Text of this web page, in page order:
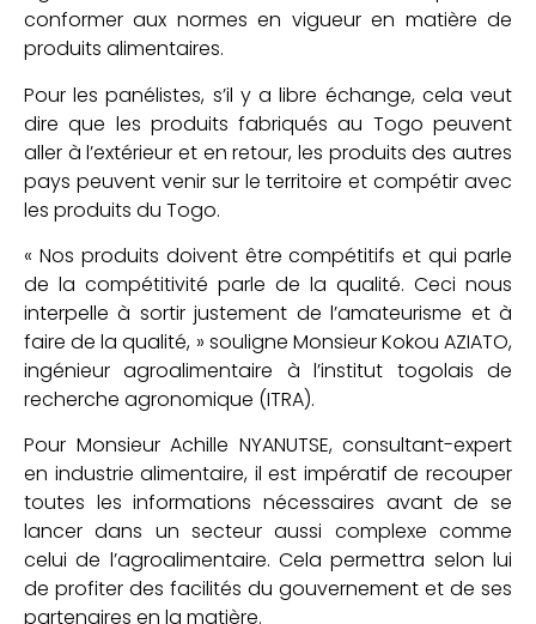
conformer aux normes en vigueur en matière de
produits alimentaires.
Pour les panélistes, s’il y a libre échange, cela veut
dire que les produits fabriqués au Togo peuvent
aller à l’extérieur et en retour, les produits des autres
pays peuvent venir sur le territoire et compétir avec
les produits du Togo.
« Nos produits doivent être compétitifs et qui parle
de la compétitivité parle de la qualité. Ceci nous
interpelle à sortir justement de l’amateurisme et à
faire de la qualité, » souligne Monsieur Kokou AZIATO,
ingénieur agroalimentaire à l’institut togolais de
recherche agronomique (ITRA).
Pour Monsieur Achille NYANUTSE, consultant-expert
en industrie alimentaire, il est impératif de recouper
toutes les informations nécessaires avant de se
lancer dans un secteur aussi complexe comme
celui de l’agroalimentaire. Cela permettra selon lui
de profiter des facilités du gouvernement et de ses
partenaires en la matière.